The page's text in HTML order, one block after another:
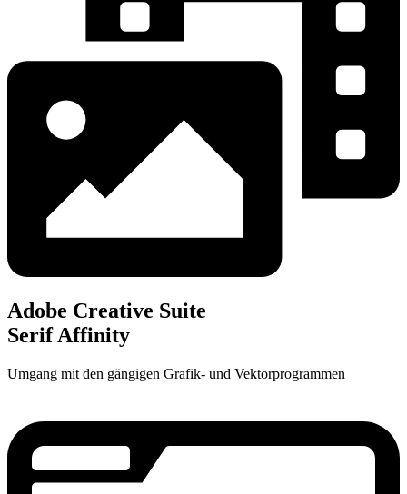
Adobe Creative Suite
Serif Affinity
Umgang mit den gängigen Grafik- und Vektorprogrammen